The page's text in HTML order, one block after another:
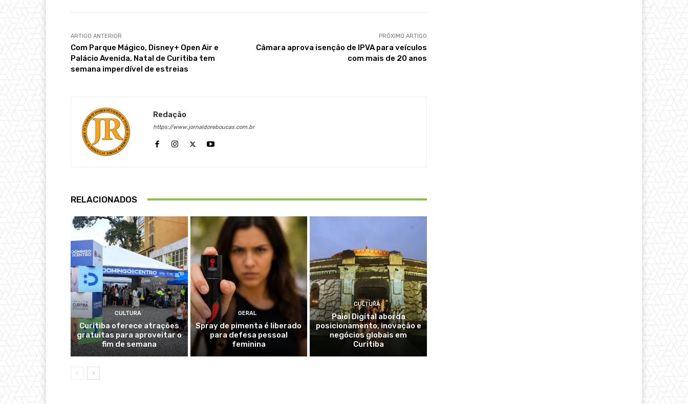
ARTIGO ANTERIOR
Com Parque Mágico, Disney+ Open Air e
Palácio Avenida, Natal de Curitiba tem
semana imperdível de estreias
PRÓXIMO ARTIGO
Câmara aprova isenção de IPVA para veículos
com mais de 20 anos
Redação
https://www.jornaldoreboucas.com.br
RELACIONADOS
CULTURA
Curitiba oferece atrações
gratuitas para aproveitar o
fim de semana
GERAL
Spray de pimenta é liberado
para defesa pessoal
feminina
CULTURA
Paiol Digital aborda
posicionamento, inovação e
negócios globais em
Curitiba